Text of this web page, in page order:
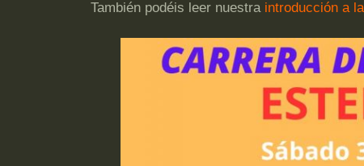
También podéis leer nuestra introducción a